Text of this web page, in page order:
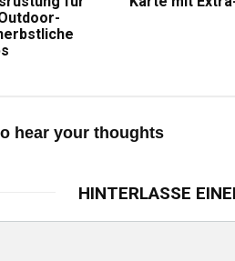
hear your thoughts
HINTERLASSE